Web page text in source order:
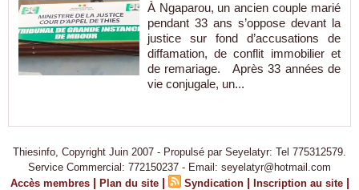
À Ngaparou, un ancien couple marié
pendant 33 ans s’oppose devant la
justice sur fond d’accusations de
diffamation, de conflit immobilier et
de remariage. Après 33 années de
vie conjugale, un...
Thiesinfo, Copyright Juin 2007 - Propulsé par Seyelatyr: Tel 775312579.
Service Commercial: 772150237 - Email: seyelatyr@hotmail.com
Accès membres | Plan du site | Syndication | Inscription au site |